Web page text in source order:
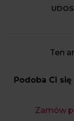
Ten
Podoba Ci
Zamów